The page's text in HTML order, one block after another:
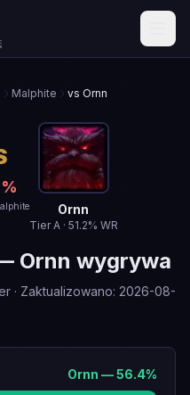
Malphite vs Ornn
%
Ornn
TierA· 51.2% WR
Ornn wygrywa
· Zaktualizowano: 2026-08-
Ornn —56.4%